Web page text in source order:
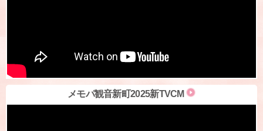
メモパ観音新町2025新TVCM